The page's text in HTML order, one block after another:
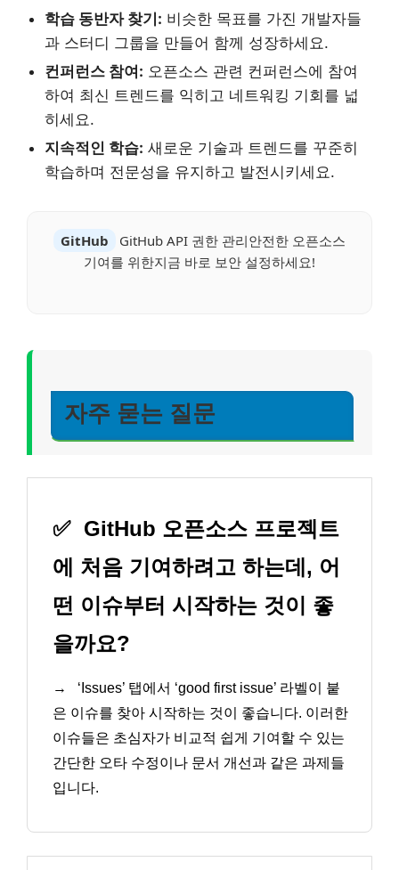
학습 동반자 찾기: 비슷한 목표를 가진 개발자들
과 스터디 그룹을 만들어 함께 성장하세요.
컨퍼런스 참여: 오픈소스 관련 컨퍼런스에 참여
하여 최신 트렌드를 익히고 네트워킹 기회를 넓
히세요.
지속적인 학습: 새로운 기술과 트렌드를 꾸준히
학습하며 전문성을 유지하고 발전시키세요.
GitHub
GitHub API 권한 관리안전한 오픈소스
기여를 위한지금 바로 보안 설정하세요!
자주 묻는 질문
✅ GitHub 오픈소스 프로젝트
에 처음 기여하려고 하는데, 어
떤 이슈부터 시작하는 것이 좋
을까요?
→
‘Issues’ 탭에서 ‘good first issue’ 라벨이 붙
은 이슈를 찾아 시작하는 것이 좋습니다. 이러한
이슈들은 초심자가 비교적 쉽게 기여할 수 있는
간단한 오타 수정이나 문서 개선과 같은 과제들
입니다.